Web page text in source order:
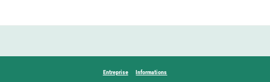
Entreprise Informations